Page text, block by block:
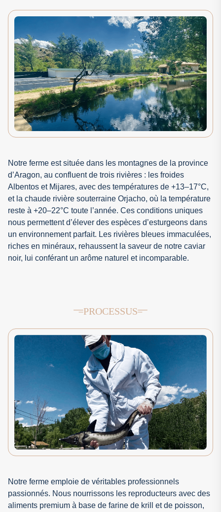
Notre ferme est située dans les montagnes de la province
d’Aragon, au confluent de trois rivières : les froides
Albentos et Mijares, avec des températures de +13–17°C,
et la chaude rivière souterraine Orjacho, où la température
reste à +20–22°C toute l’année. Ces conditions uniques
nous permettent d’élever des espèces d’esturgeons dans
un environnement parfait. Les rivières bleues immaculées,
riches en minéraux, rehaussent la saveur de notre caviar
noir, lui conférant un arôme naturel et incomparable.
PROCESSUS
Notre ferme emploie de véritables professionnels
passionnés. Nous nourrissons les reproducteurs avec des
aliments premium à base de farine de krill et de poisson,